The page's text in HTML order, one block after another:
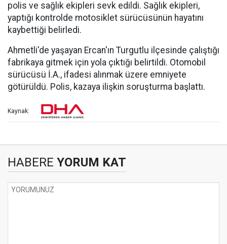
polis ve sağlık ekipleri sevk edildi. Sağlık ekipleri,
yaptığı kontrolde motosiklet sürücüsünün hayatını
kaybettiği belirledi.
Ahmetli'de yaşayan Ercan'ın Turgutlu ilçesinde çalıştığı
fabrikaya gitmek için yola çıktığı belirtildi. Otomobil
sürücüsü İ.A., ifadesi alınmak üzere emniyete
götürüldü. Polis, kazaya ilişkin soruşturma başlattı.
Kaynak:
HABERE YORUM KAT